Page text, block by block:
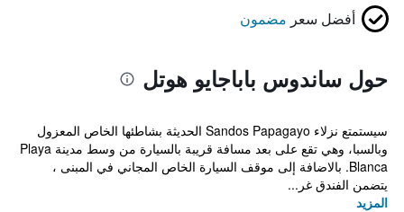
أفضل سعر مضمون
حول ساندوس باباجايو هوتل
سيستمتع نزلاء Sandos Papagayo الحديثة بشاطئها الخاص المعزول
وبالسبا، وهي تقع على بعد مسافة قريبة بالسيارة من وسط مدينة Playa
Blanca. بالاضافة إلى موقف السيارة الخاص المجاني في المبنى ،
يتضمن الفندق غر...
المزيد